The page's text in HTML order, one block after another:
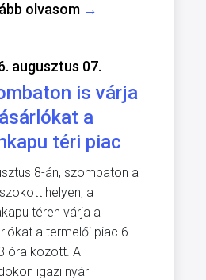
olvasom →
augusztus 07.
is várja
a
téri piac
8-án, szombaton a
helyen, a
téren várja a
a termelői piac 6
óra között. A
igazi nyári